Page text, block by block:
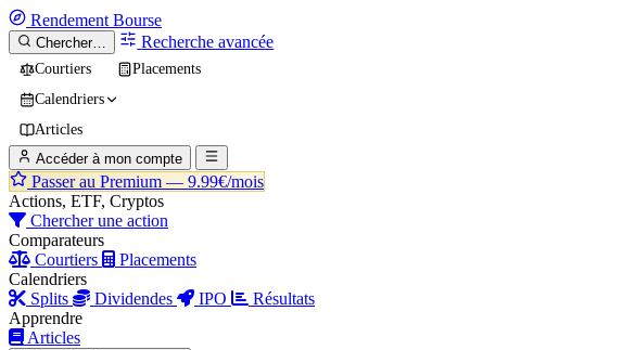
Rendement Bourse
Chercher… Recherche avancée
Courtiers
Placements
Calendriers
Articles
Accéder à mon compte
Passer au Premium — 9.99€/mois
Actions, ETF, Cryptos
Chercher une action
Comparateurs
Courtiers
Placements
Calendriers
Splits
Dividendes IPO
Résultats
Apprendre
Articles